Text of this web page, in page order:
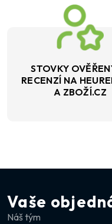
STOVKY
RECENZÍ NA
A ZBOŽÍ.CZ
Vaše
Náš tým